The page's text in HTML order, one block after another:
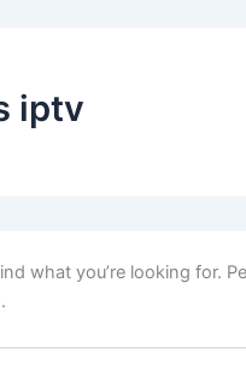
iptv
what you’re looking for.